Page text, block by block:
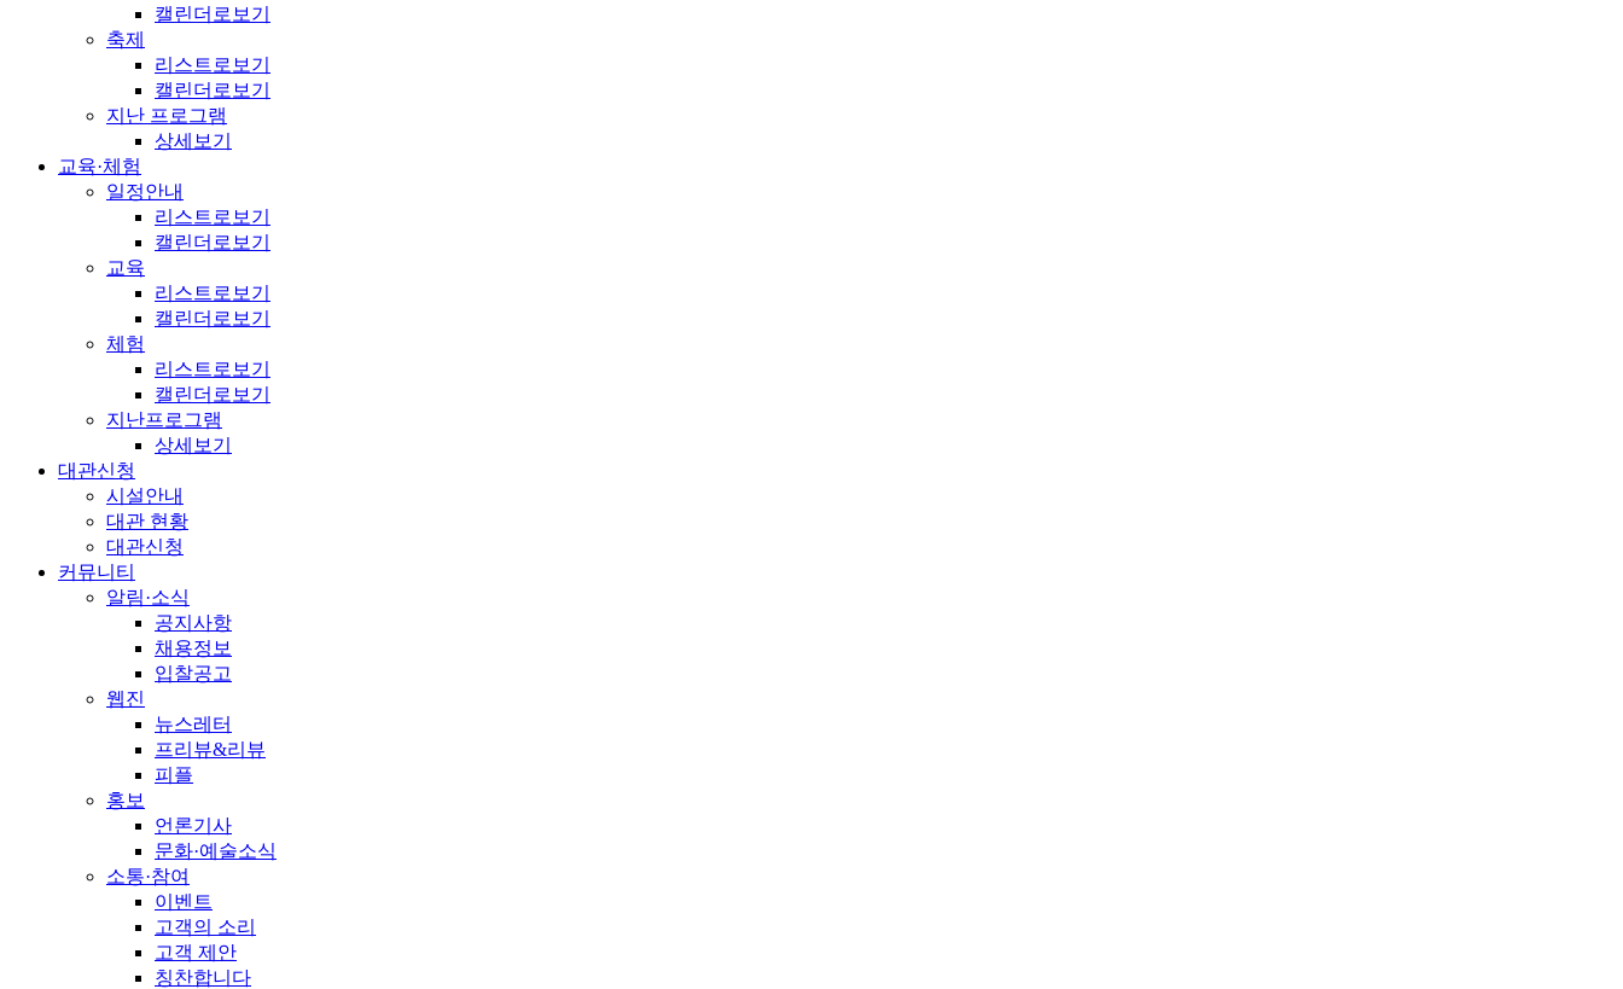
캘린더로보기
축제
리스트로보기
캘린더로보기
지난 프로그램
상세보기
교육·체험
일정안내
리스트로보기
캘린더로보기
교육
리스트로보기
캘린더로보기
체험
리스트로보기
캘린더로보기
지난프로그램
상세보기
대관신청
시설안내
대관 현황
대관신청
커뮤니티
알림·소식
공지사항
채용정보
입찰공고
웹진
뉴스레터
프리뷰&리뷰
피플
홍보
언론기사
문화·예술소식
소통·참여
이벤트
고객의 소리
고객 제안
칭찬합니다